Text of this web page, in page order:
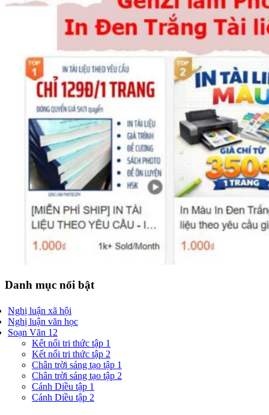
Danh mục nổi bật
Nghị luận xã hội
Nghị luận văn học
Soạn Văn 12
Kết nối tri thức tập 1
Kết nối tri thức tập 2
Chân trời sáng tạo tập 1
Chân trời sáng tạo tập 2
Cánh Diều tập 1
Cánh Diều tập 2